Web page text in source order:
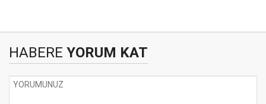
HABERE YORUM KAT